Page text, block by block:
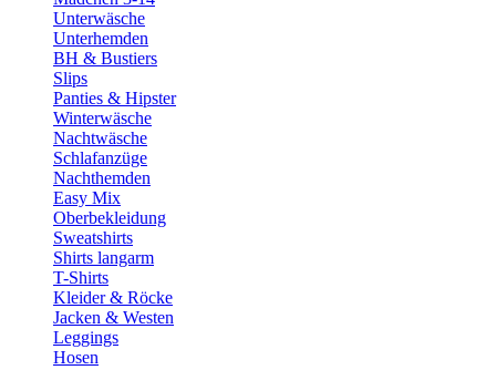
Unterwäsche
Unterhemden
BH & Bustiers
Slips
Panties & Hipster
Winterwäsche
Nachtwäsche
Schlafanzüge
Nachthemden
Easy Mix
Oberbekleidung
Sweatshirts
Shirts langarm
T-Shirts
Kleider & Röcke
Jacken & Westen
Leggings
Hosen